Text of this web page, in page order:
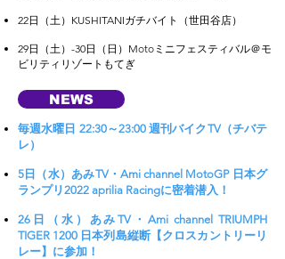
22日（土）KUSHITANIガチバイト（世田谷店）
29日（土）-30日（日）Motoミニフェスティバル＠モ
ビリティリゾートもてぎ
NEWS
毎週水曜日 22:30～23:00 週刊バイクTV（チバテ
レ）
5日（水）あみTV・Ami channel MotoGP 日本グ
ランプリ2022 aprilia Racingに密着潜入！
26日（水）あみTV・Ami channel TRIUMPH
TIGER 1200 日本列島縦断【クロスカントリーリ
レー】に参加！